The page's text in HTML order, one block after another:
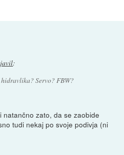
:
Servo? FBW?
zato, da se zaobide
tudi nekaj po svoje podivja (ni